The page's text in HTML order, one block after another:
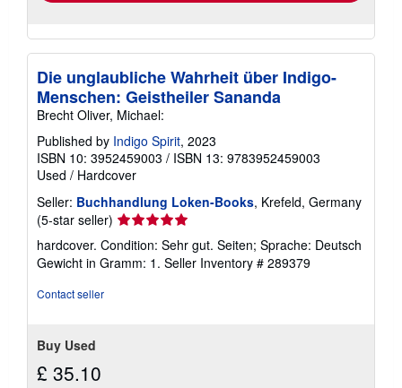
Die unglaubliche Wahrheit über Indigo-
Menschen: Geistheiler Sananda
Brecht Oliver, Michael:
Published by Indigo Spirit, 2023
ISBN 10: 3952459003 / ISBN 13: 9783952459003
Used / Hardcover
Seller: Buchhandlung Loken-Books, Krefeld, Germany
(5-star seller) Seller
rating
5
out
hardcover. Condition: Sehr gut. Seiten; Sprache: Deutsch
Gewicht in Gramm: 1. Seller Inventory # 289379
Contact seller
Buy Used
£ 35.10